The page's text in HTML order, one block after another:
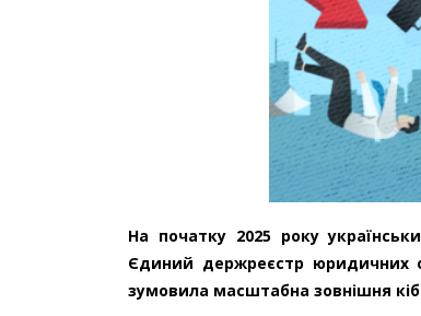
На початку 2025 року
Єдиний держреєстр юридичних
зумовила масштабна зовнішня